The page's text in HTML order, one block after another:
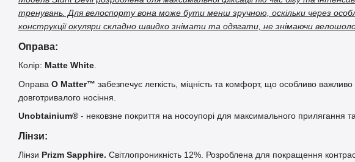
тренувань. Для велоспорту вона може бути менш зручною, оскільки через
конструкції окуляри складно швидко знімати та одягати, не знімаючи
Оправа:
Колір: Matte White
Оправа O Matter™ забезпечує легкість, міцність та комфорт, що особливо важливо
довготривалого носіння.
Unobtainium® - нековзне покриття на носоупорі для максимального прилягання
Лінзи:
Лінзи Prizm Sapphire. Світлопроникність 12%. Розроблена для покращення